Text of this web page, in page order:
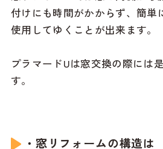
付けにも時間がかからず、簡単
使用してゆくことが出来ます。
プラマードUは窓交換の際には
す。
・窓リフォームの構造は